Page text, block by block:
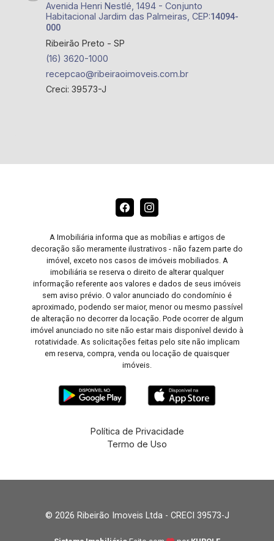
Avenida Henri Nestlé, 1494 - Conjunto
Habitacional Jardim das Palmeiras, CEP:14094-
000
Ribeirão Preto - SP
(16) 3620-1000
recepcao@ribeiraoimoveis.com.br
Creci: 39573-J
A Imobiliária informa que as mobílias e artigos de
decoração são meramente ilustrativos - não fazem parte do
imóvel, exceto nos casos de imóveis mobiliados. A
imobiliária se reserva o direito de alterar qualquer
informação referente aos valores e dados de seus imóveis
sem aviso prévio. O valor anunciado do condomínio é
aproximado, podendo ser maior, menor ou mesmo passível
de alteração no decorrer da locação. Pode ocorrer de algum
imóvel anunciado no site não estar mais disponível devido à
rotatividade. As solicitações feitas pelo site não implicam
em reserva, compra, venda ou locação de quaisquer
imóveis.
Política de Privacidade
Termo de Uso
© 2026 Ribeirão Imoveis Ltda - CRECI 39573-J